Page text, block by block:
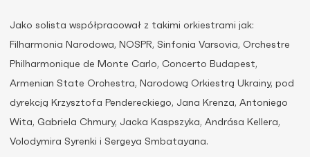
Jako solista współpracował z takimi orkiestrami jak:
Filharmonia Narodowa, NOSPR, Sinfonia Varsovia, Orchestre
Philharmonique de Monte Carlo, Concerto Budapest,
Armenian State Orchestra, Narodową Orkiestrą Ukrainy, pod
dyrekcją Krzysztofa Pendereckiego, Jana Krenza, Antoniego
Wita, Gabriela Chmury, Jacka Kaspszyka, Andrása Kellera,
Volodymira Syrenki i Sergeya Smbatayana.